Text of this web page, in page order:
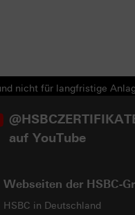
nicht für langfristige
auf YouTube
Webseiten der HSBC-
HSBC in Deutschland